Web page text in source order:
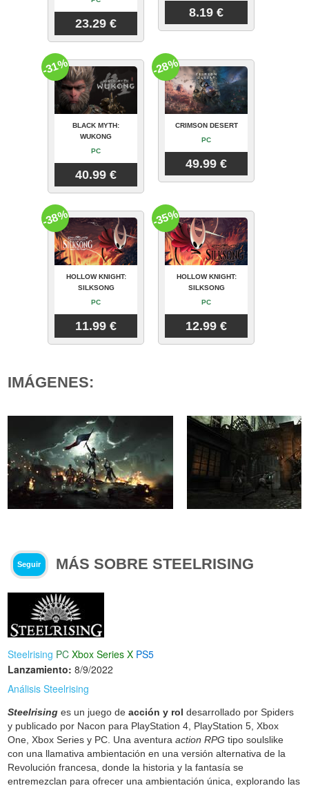
23.29 €
8.19 €
BLACK MYTH:
WUKONG
PC
40.99 €
-31%
CRIMSON DESERT
PC
49.99 €
-28%
HOLLOW KNIGHT:
SILKSONG
PC
11.99 €
-38%
HOLLOW KNIGHT:
SILKSONG
PC
12.99 €
-35%
IMÁGENES:
Seguir MÁS SOBRE STEELRISING
Steelrising PC Xbox Series X PS5
Lanzamiento: 8/9/2022
Análisis Steelrising
Steelrising es un juego deacción y rol desarrollado por Spiders
y publicado por Nacon para PlayStation 4, PlayStation 5, Xbox
One, Xbox Series y PC. Una aventuraaction RPG tipo soulslike
con una llamativa ambientación en una versión alternativa de la
Revolución francesa, donde la historia y la fantasía se
entremezclan para ofrecer una ambientación única, explorando las